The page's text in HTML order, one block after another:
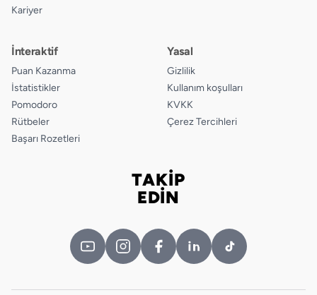
Kariyer
İnteraktif
Puan Kazanma
İstatistikler
Pomodoro
Rütbeler
Başarı Rozetleri
Yasal
Gizlilik
Kullanım koşulları
KVKK
Çerez Tercihleri
TAKİP
EDİN